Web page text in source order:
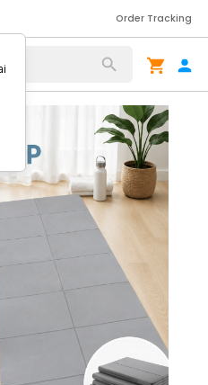
Order Tracking